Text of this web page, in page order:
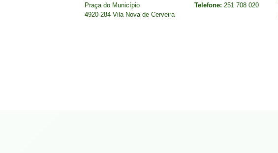
Praça do Município
4920-284 Vila Nova de Cerveira
Telefone: 251 708 020